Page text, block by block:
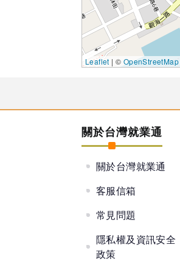
Leaflet | © OpenStreetMap
關於台灣就業通
關於台灣就業通
客服信箱
常見問題
隱私權及資訊安全
政策